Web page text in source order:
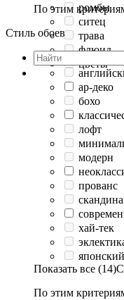
ромбы
ситец
трава
флюид
цветы
По этим
Стиль обоев
ар-деко
бохо
лофт
модерн
прованс
хай-тек
японский
Показать все (14)
По этим